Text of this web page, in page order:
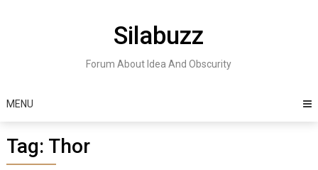
Silabuzz
Forum About Idea And Obscurity
MENU
Tag: Thor